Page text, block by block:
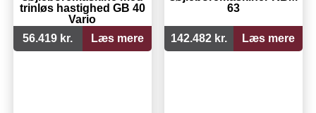
trinløs hastighed GB 40
Vario
56.419 kr.
Læs mere
63
142.482 kr. Læs mere